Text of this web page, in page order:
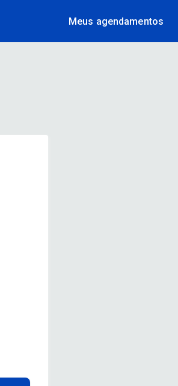
Meus agendamentos